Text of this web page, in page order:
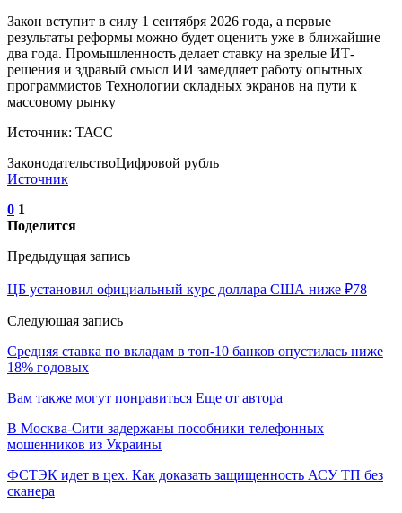
Закон вступит в силу 1 сентября 2026 года, а первые
результаты реформы можно будет оценить уже в ближайшие
два года. Промышленность делает ставку на зрелые ИТ-
решения и здравый смысл ИИ замедляет работу опытных
программистов Технологии складных экранов на пути к
массовому рынку
Источник: ТАСС
ЗаконодательствоЦифровой рубль
Источник
0 1
Поделится
Предыдущая запись
ЦБ установил официальный курс доллара США ниже ₽78
Следующая запись
Средняя ставка по вкладам в топ-10 банков опустилась ниже
18% годовых
Вам также могут понравиться Еще от автора
В Москва-Сити задержаны пособники телефонных
мошенников из Украины
ФСТЭК идет в цех. Как доказать защищенность АСУ ТП без
сканера